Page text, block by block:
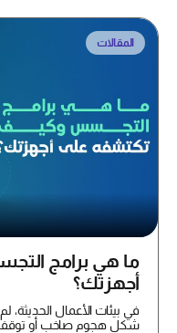
المقالات
ما هي برامج
أجهزتك؟
في بيئات الأعمال الحديثة،
شكل هجوم صاخب أو توقف